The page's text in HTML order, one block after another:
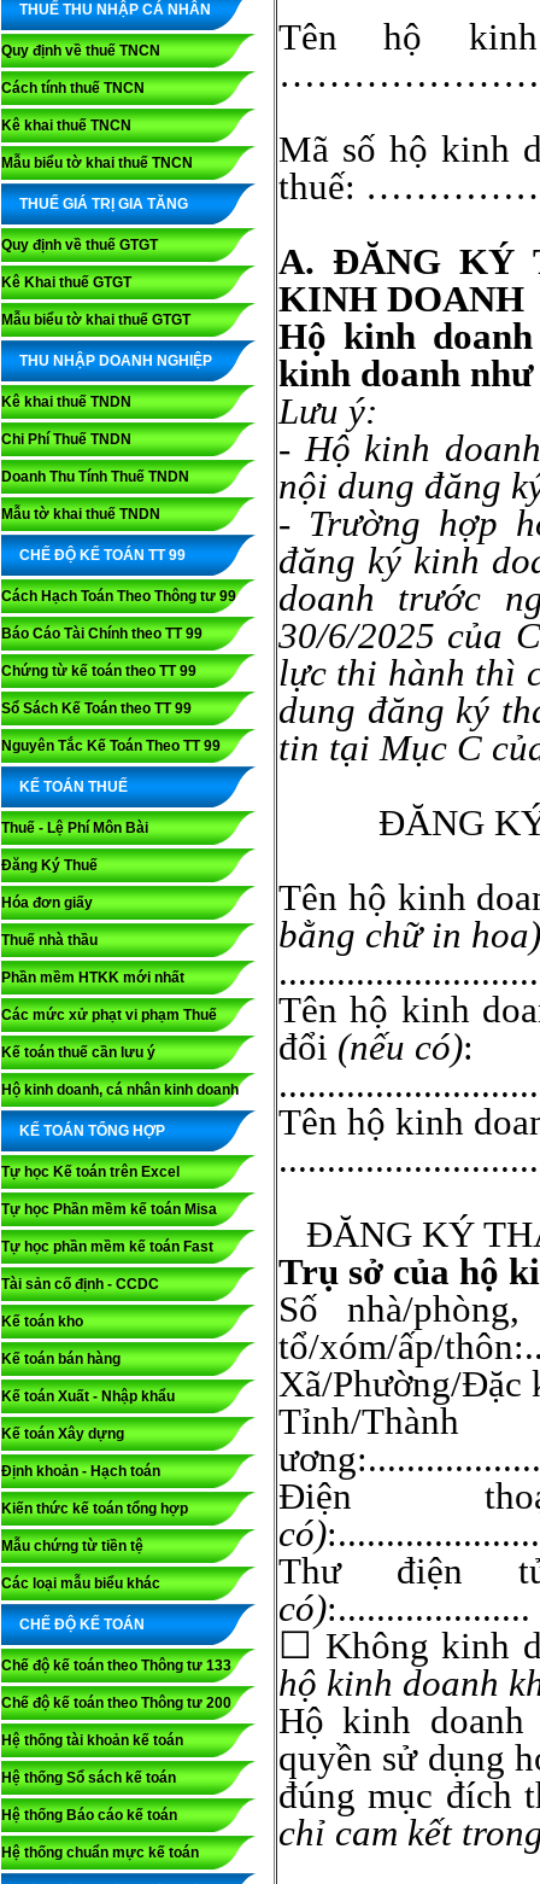
THUẾ THU NHẬP CÁ NHÂN
Quy định về thuế TNCN
Cách tính thuế TNCN
Kê khai thuế TNCN
Mẫu biểu tờ khai thuế TNCN
THUẾ GIÁ TRỊ GIA TĂNG
Quy định về thuế GTGT
Kê Khai thuế GTGT
Mẫu biểu tờ khai thuế GTGT
THU NHẬP DOANH NGHIỆP
Kê khai thuế TNDN
Chi Phí Thuế TNDN
Doanh Thu Tính Thuế TNDN
Mẫu tờ khai thuế TNDN
CHẾ ĐỘ KẾ TOÁN TT 99
Cách Hạch Toán Theo Thông tư 99
Báo Cáo Tài Chính theo TT 99
Chứng từ kế toán theo TT 99
Sổ Sách Kế Toán theo TT 99
Nguyên Tắc Kế Toán Theo TT 99
KẾ TOÁN THUẾ
Thuế - Lệ Phí Môn Bài
Đăng Ký Thuế
Hóa đơn giấy
Thuế nhà thầu
Phần mềm HTKK mới nhất
Các mức xử phạt vi phạm Thuế
Kế toán thuế cần lưu ý
Hộ kinh doanh, cá nhân kinh doanh
KẾ TOÁN TỔNG HỢP
Tự học Kế toán trên Excel
Tự học Phần mềm kế toán Misa
Tự học phần mềm kế toán Fast
Tài sản cố định - CCDC
Kế toán kho
Kế toán bán hàng
Kế toán Xuất - Nhập khẩu
Kế toán Xây dựng
Định khoản - Hạch toán
Kiến thức kế toán tổng hợp
Mẫu chứng từ tiền tệ
Các loại mẫu biểu khác
CHẾ ĐỘ KẾ TOÁN
Chế độ kế toán theo Thông tư 133
Chế độ kế toán theo Thông tư 200
Hệ thống tài khoản kế toán
Hệ thống Sổ sách kế toán
Hệ thống Báo cáo kế toán
Hệ thống chuẩn mực kế toán
Tên hộ
Mã số hộ kinh
thuế:
A. ĐĂNG KÝ
KINH DOANH
Hộ kinh
kinh doanh như
Lưu ý:
- Hộ kinh
nội dung đăng
- Trường hợp
đăng ký kinh
doanh trước
30/6/2025 của
lực thi hành thì
dung đăng ký
tin tại Mục C
ĐĂNG
Tên hộ kinh
bằng chữ in hoa)
Tên hộ kinh
đổi (nếu có):
Tên hộ kinh
ĐĂNG KÝ
Trụ sở của hộ
Số nhà/
tổ/xóm/ấp/
Xã/Phường/Đặc
Tỉnh/
Điện
có)
Thư điện
có):....................
☐ Không kinh
hộ kinh doanh
Hộ kinh
quyền sử dụng
đúng mục đích
chỉ cam kết